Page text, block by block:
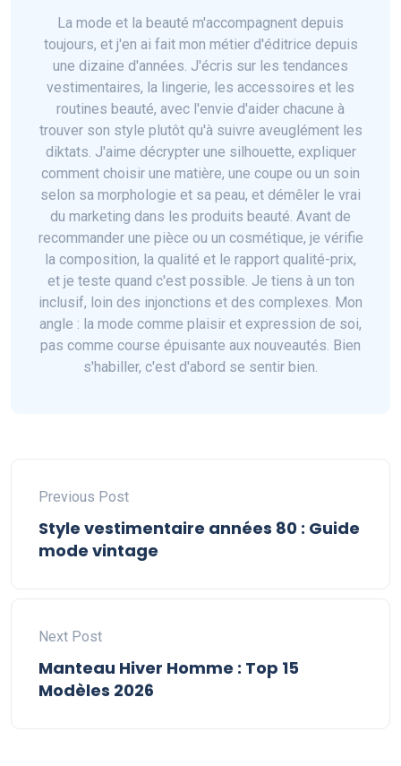
La mode et la beauté m'accompagnent depuis
toujours, et j'en ai fait mon métier d'éditrice depuis
une dizaine d'années. J'écris sur les tendances
vestimentaires, la lingerie, les accessoires et les
routines beauté, avec l'envie d'aider chacune à
trouver son style plutôt qu'à suivre aveuglément les
diktats. J'aime décrypter une silhouette, expliquer
comment choisir une matière, une coupe ou un soin
selon sa morphologie et sa peau, et démêler le vrai
du marketing dans les produits beauté. Avant de
recommander une pièce ou un cosmétique, je vérifie
la composition, la qualité et le rapport qualité-prix,
et je teste quand c'est possible. Je tiens à un ton
inclusif, loin des injonctions et des complexes. Mon
angle : la mode comme plaisir et expression de soi,
pas comme course épuisante aux nouveautés. Bien
s'habiller, c'est d'abord se sentir bien.
Previous Post
Style vestimentaire années 80 : Guide
mode vintage
Next Post
Manteau Hiver Homme : Top 15
Modèles 2026